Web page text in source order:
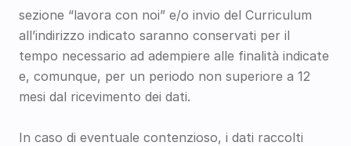
sezione “lavora con noi” e/o invio del Curriculum
all’indirizzo indicato saranno conservati per il
tempo necessario ad adempiere alle finalità indicate
e, comunque, per un periodo non superiore a 12
mesi dal ricevimento dei dati.
In caso di eventuale contenzioso, i dati raccolti